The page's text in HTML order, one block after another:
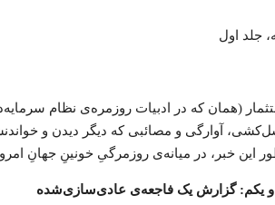
جلد اول
(همان که در ادبیات روزمره‌ی نظام
آوارگی و مصائبی که دیگر دیدن و
خبر، در میانه‌ی روزمرگیِ خونینِ جهانِ
و یکم: گزارش یک فاجعه‌ی عادی‌سازی‌شده